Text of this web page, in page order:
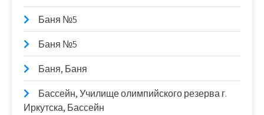
Баня №5
Баня №5
Баня, Баня
Бассейн, Училище олимпийского резерва г.
Иркутска, Бассейн